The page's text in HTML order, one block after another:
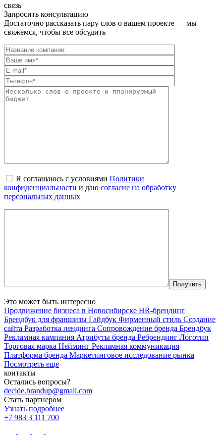
связь
Запросить консультацию
Достаточно рассказать пару слов о вашем проекте — мы
свяжемся, чтобы все обсудить
Я соглашаюсь с условиями Политики
конфиденциальности и даю согласие на обработку
персональных данных
Это может быть интересно
Продвижение бизнеса в Новосибирске HR-брендинг
Брендбук для франшизы Гайдбук Фирменный стиль Создание
сайта Разработка лендинга Сопровождение бренда Брендбук
Рекламная кампания Атрибуты бренда Ребрендинг Логотип
Торговая марка Нейминг Рекламная коммуникация
Платформа бренда Маркетинговое исследование рынка
Посмотреть еще
контакты
Остались вопросы?
decide.brandup@gmail.com
Стать партнером
Узнать подробнее
+7 983 3 111 700